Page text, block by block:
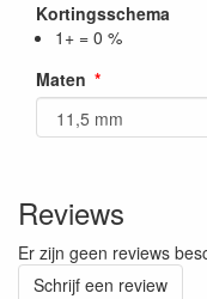
Kortingsschema
1+ = 0 %
Maten
Reviews
Er zijn geen reviews
Schrijf een review